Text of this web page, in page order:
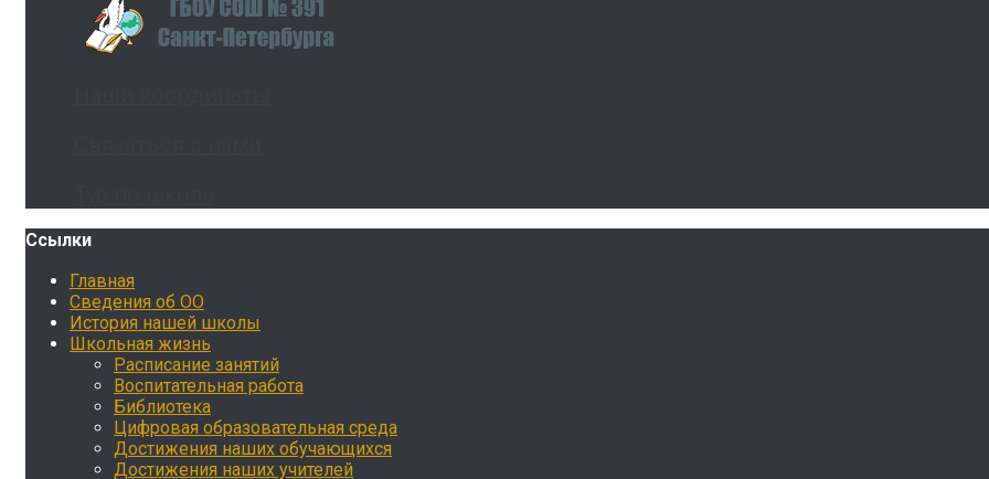
Ссылки
Главная
Сведения об ОО
История нашей школы
Школьная жизнь
Расписание занятий
Воспитательная работа
Библиотека
Цифровая образовательная среда
Достижения наших обучающихся
Достижения наших учителей